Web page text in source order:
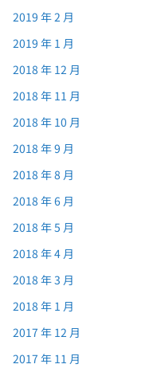
2019 年 2 月
2019 年 1 月
2018 年 12 月
2018 年 11 月
2018 年 10 月
2018 年 9 月
2018 年 8 月
2018 年 6 月
2018 年 5 月
2018 年 4 月
2018 年 3 月
2018 年 1 月
2017 年 12 月
2017 年 11 月